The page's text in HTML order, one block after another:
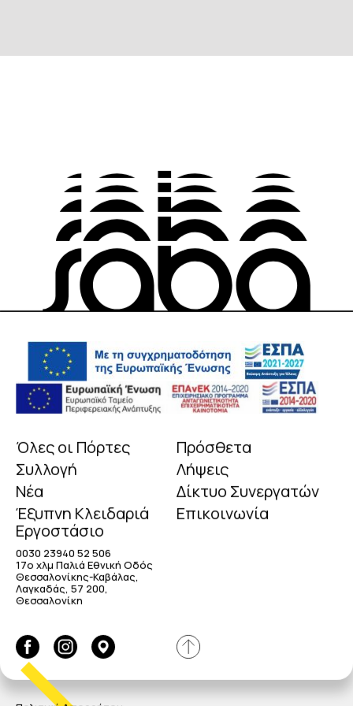
Όλες οι Πόρτες
Συλλογή
Νέα
Έξυπνη Κλειδαριά
Πρόσθετα
Λήψεις
Δίκτυο Συνεργατών
Επικοινωνία
Εργοστάσιο
0030 23940 52 506
17o χλμ Παλιά Εθνική Οδός
Θεσσαλονίκης-Καβάλας,
Λαγκαδάς, 57 200,
Θεσσαλονίκη